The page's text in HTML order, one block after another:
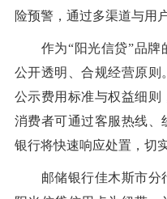
险预警，通过多渠道与用
作为“阳光信贷”品牌
公开透明、合规经营原
公示费用标准与权益细则
消费者可通过客服热线、
银行将快速响应处置，切
邮储银行佳木斯市分